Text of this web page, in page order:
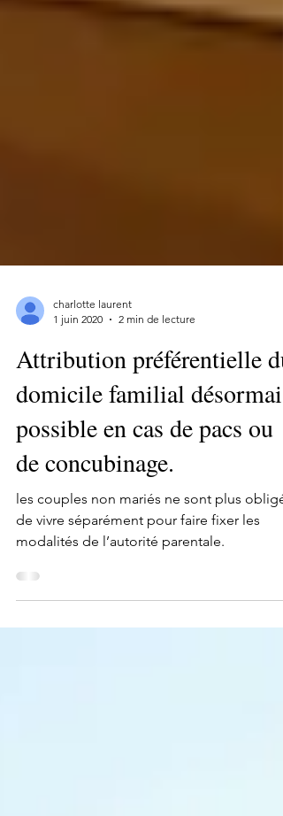
2 min de lecture
Attribution préférentielle du
domicile familial désormais
possible en cas de pacs ou
de concubinage.
les couples non mariés ne sont plus
de vivre séparément pour faire fixer les
modalités de l’autorité parentale.